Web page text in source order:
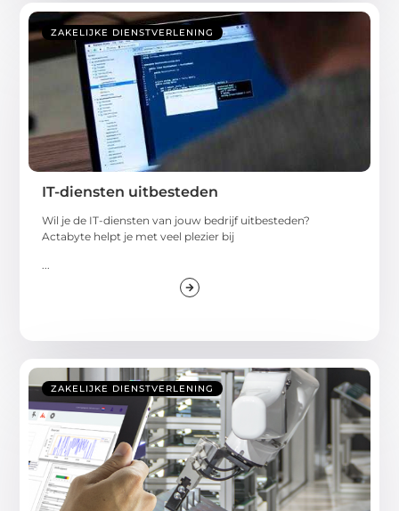
ZAKELIJKE DIENSTVERLENING
IT-diensten uitbesteden
Wil je de IT-diensten van jouw bedrijf uitbesteden?
Actabyte helpt je met veel plezier bij
...
ZAKELIJKE DIENSTVERLENING